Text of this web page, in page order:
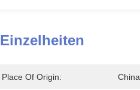
Einzelheiten
Place Of Origin: China